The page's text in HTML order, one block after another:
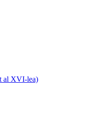
al XVI-lea)